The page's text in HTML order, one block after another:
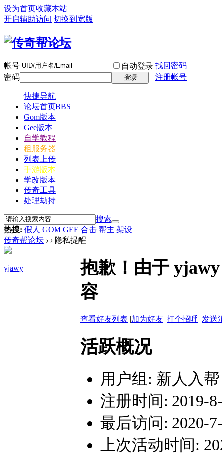
设为首页收藏本站
开启辅助访问 切换到宽版
帐号 自动登录 找回密码
密码
登录 注册帐号
快捷导航
论坛首页BBS
Gom版本
Gee版本
自学教程
租服务器
列表上传
手游版本
学改版本
传奇工具
处理劫持
搜索
热搜: 假人 GOM GEE 合击 帮主 架设
传奇帮论坛 › › 隐私提醒
yjawy
抱歉！由于
容
查看好友列表 |加为好友 |打个招呼 |发送
活跃概况
用户组: 新人入帮
注册时间: 2019-
最后访问: 2020-
上次活动时间: